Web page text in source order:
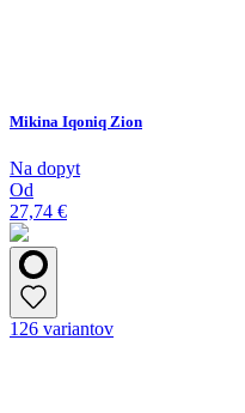
Mikina Iqoniq Zion
Na dopyt
Od
27,74 €
126 variantov